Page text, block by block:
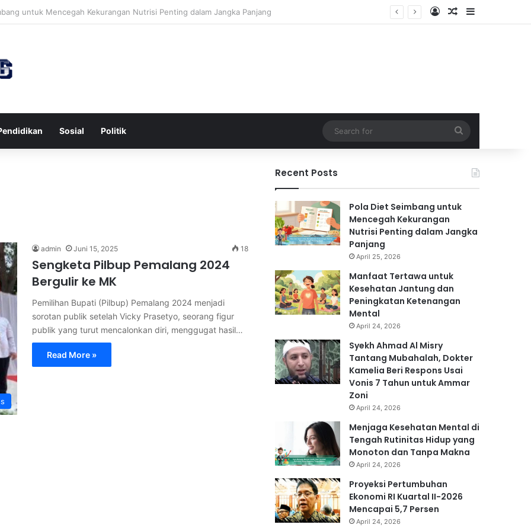
untuk Kesehatan Jantung dan Peningkatan Ketenangan Mental Log InRandom Article
Sidebar
Sosial Politik
for
admin Juni 15, 2025 18
Sengketa Pilbup Pemalang 2024
Bergulir ke MK
Pemilihan Bupati (Pilbup) Pemalang 2024 menjadi
sorotan publik setelah Vicky Prasetyo, seorang figur
publik yang turut mencalonkan diri, menggugat hasil…
Read More »
Recent Posts
Pola Diet Seimbang untuk
Mencegah Kekurangan
Nutrisi Penting dalam Jangka
Panjang
April 25, 2026
Manfaat Tertawa untuk
Kesehatan Jantung dan
Peningkatan Ketenangan
Mental
April 24, 2026
Syekh Ahmad Al Misry
Tantang Mubahalah, Dokter
Kamelia Beri Respons Usai
Vonis 7 Tahun untuk Ammar
Zoni
April 24, 2026
Menjaga Kesehatan Mental di
Tengah Rutinitas Hidup yang
Monoton dan Tanpa Makna
April 24, 2026
Proyeksi Pertumbuhan
Ekonomi RI Kuartal II-2026
Mencapai 5,7 Persen
April 24, 2026